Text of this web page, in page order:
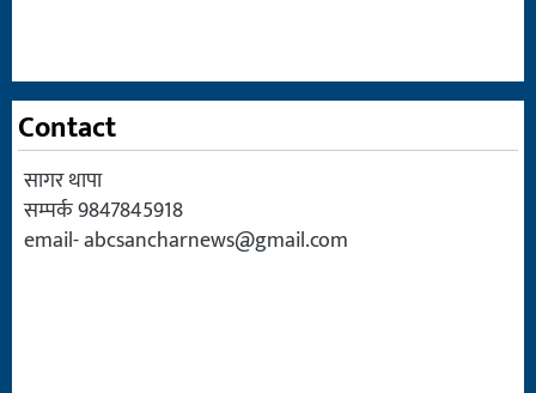
Contact
सागर थापा
सम्पर्क 9847845918
email-abcsancharnews@gmail.com